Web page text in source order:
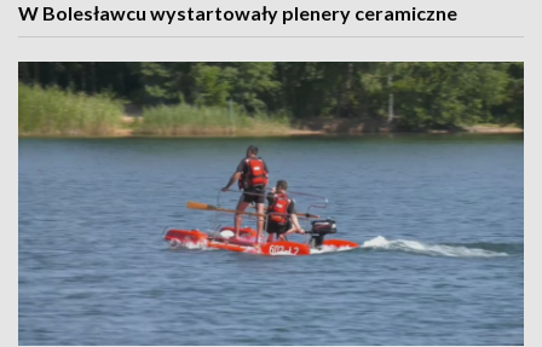
W Bolesławcu wystartowały plenery ceramiczne